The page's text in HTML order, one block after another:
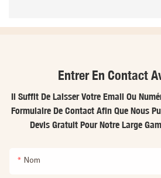
Entrer En Contact
Il Suffit De Laisser Votre Email Ou
Formulaire De Contact Afin Que Nous
Devis Gratuit Pour Notre Large
Nom